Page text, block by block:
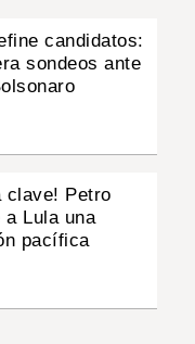
candidatos:
sondeos ante
clave! Petro
a Lula una
pacífica